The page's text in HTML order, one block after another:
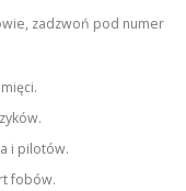
zadzwoń pod numer
i pilotów.
fobów.